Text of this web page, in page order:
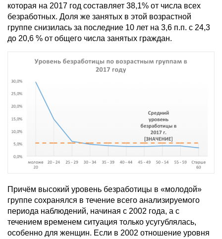
которая на 2017 год составляет 38,1% от числа всех
безработных. Доля же занятых в этой возрастной
группе снизилась за последние 10 лет на 3,6 п.п. с 24,3
до 20,6 % от общего числа занятых граждан.
Причём высокий уровень безработицы в «молодой»
группе сохранялся в течение всего анализируемого
периода наблюдений, начиная с 2002 года, а с
течением временем ситуация только усугублялась,
особенно для женщин. Если в 2002 отношение уровня